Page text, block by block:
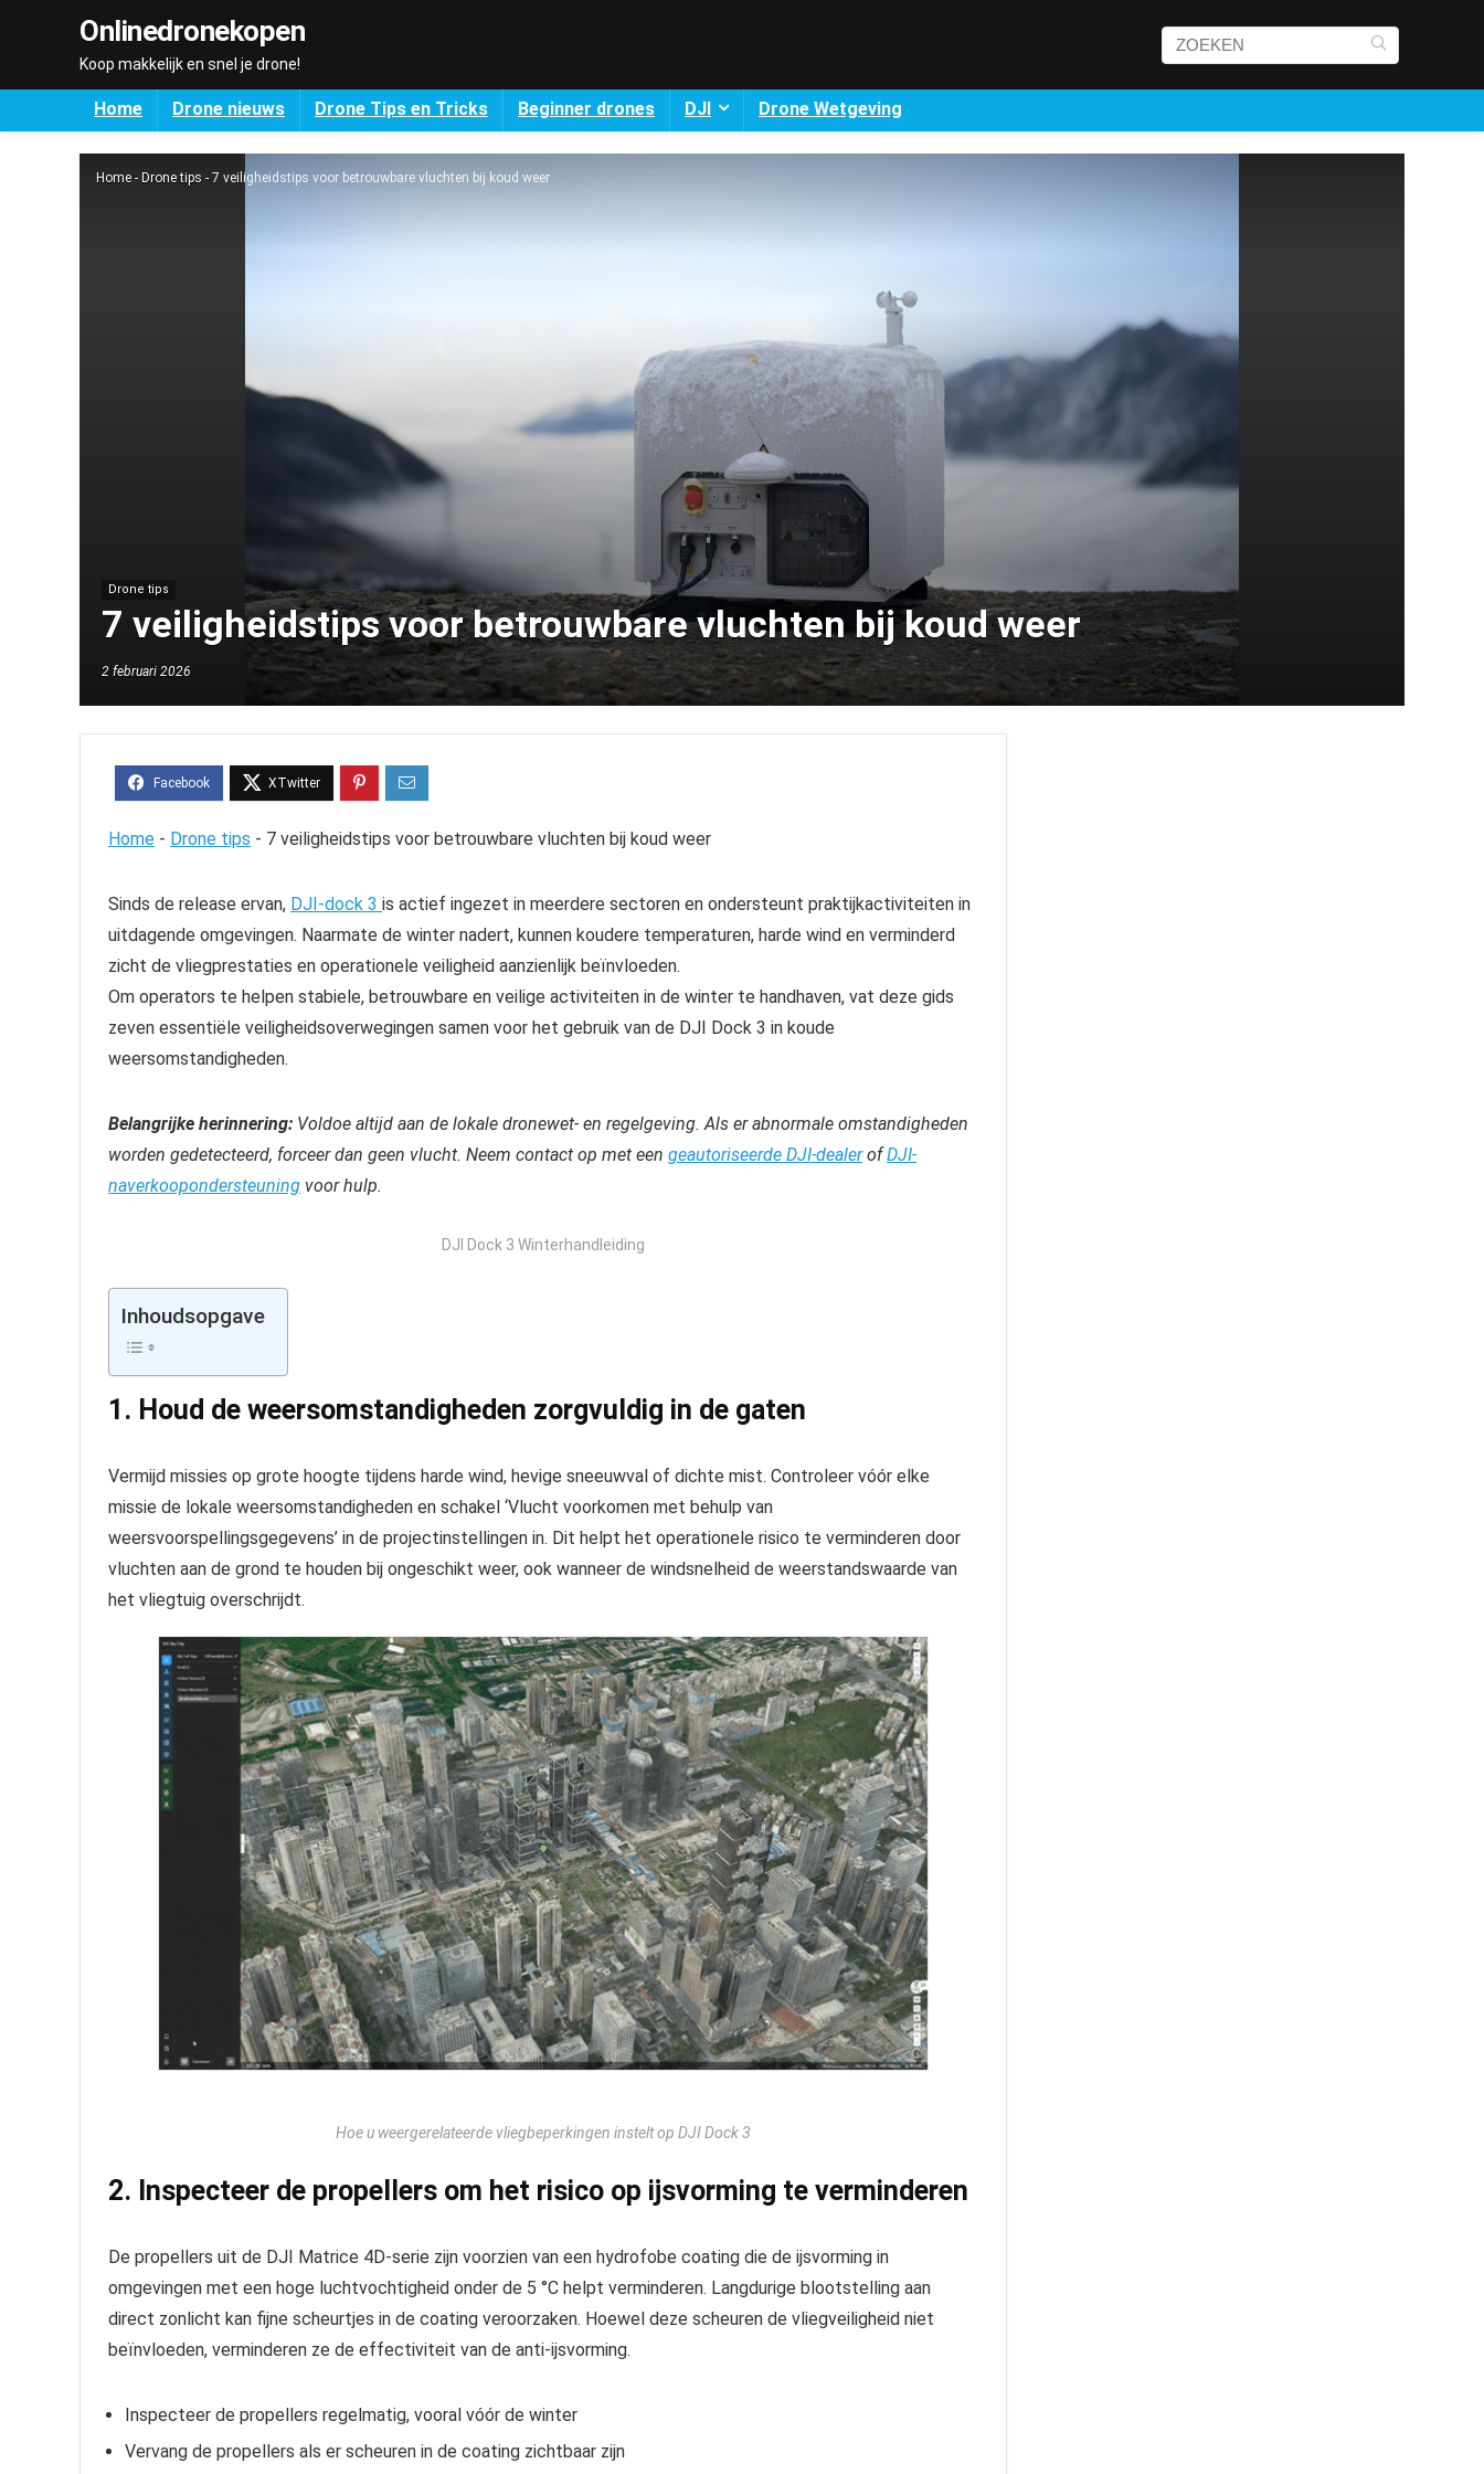
Onlinedronekopen
Koop makkelijk en snel je drone!
Home Drone nieuws Drone Tips en Tricks Beginner drones DJI Drone Wetgeving
Home - Drone tips - 7 veiligheidstips voor betrouwbare vluchten bij koud weer
Drone tips
7 veiligheidstips voor betrouwbare vluchten bij koud weer
2 februari 2026
Home - Drone tips - 7 veiligheidstips voor betrouwbare vluchten bij koud weer
Sinds de release ervan, DJI-dock 3 is actief ingezet in meerdere sectoren en ondersteunt praktijkactiviteiten in
uitdagende omgevingen. Naarmate de winter nadert, kunnen koudere temperaturen, harde wind en verminderd
zicht de vliegprestaties en operationele veiligheid aanzienlijk beïnvloeden.
Om operators te helpen stabiele, betrouwbare en veilige activiteiten in de winter te handhaven, vat deze gids
zeven essentiële veiligheidsoverwegingen samen voor het gebruik van de DJI Dock 3 in koude
weersomstandigheden.
Belangrijke herinnering: Voldoe altijd aan de lokale dronewet- en regelgeving. Als er abnormale omstandigheden
worden gedetecteerd, forceer dan geen vlucht. Neem contact op met een geautoriseerde DJI-dealerofDJI-
naverkoopondersteuning voor hulp.
DJI Dock 3 Winterhandleiding
Inhoudsopgave
1. Houd de weersomstandigheden zorgvuldig in de gaten
Vermijd missies op grote hoogte tijdens harde wind, hevige sneeuwval of dichte mist. Controleer vóór elke
missie de lokale weersomstandigheden en schakel ‘Vlucht voorkomen met behulp van
weersvoorspellingsgegevens’ in de projectinstellingen in. Dit helpt het operationele risico te verminderen door
vluchten aan de grond te houden bij ongeschikt weer, ook wanneer de windsnelheid de weerstandswaarde van
het vliegtuig overschrijdt.
Hoe u weergerelateerde vliegbeperkingen instelt op DJI Dock 3
2. Inspecteer de propellers om het risico op ijsvorming te verminderen
De propellers uit de DJI Matrice 4D-serie zijn voorzien van een hydrofobe coating die de ijsvorming in
omgevingen met een hoge luchtvochtigheid onder de 5 °C helpt verminderen. Langdurige blootstelling aan
direct zonlicht kan fijne scheurtjes in de coating veroorzaken. Hoewel deze scheuren de vliegveiligheid niet
beïnvloeden, verminderen ze de effectiviteit van de anti-ijsvorming.
Inspecteer de propellers regelmatig, vooral vóór de winter
Vervang de propellers als er scheuren in de coating zichtbaar zijn